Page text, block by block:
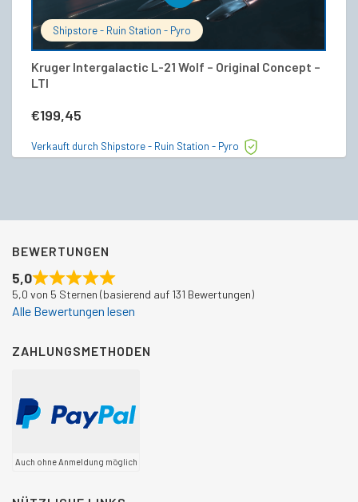
Shipstore - Ruin Station - Pyro
Kruger Intergalactic L-21 Wolf – Original Concept –
LTI
€199,45
Verkauft durch Shipstore - Ruin Station - Pyro
BEWERTUNGEN
5,0
5,0 von 5 Sternen (basierend auf 131 Bewertungen)
Alle Bewertungen lesen
ZAHLUNGSMETHODEN
Auch ohne Anmeldung möglich